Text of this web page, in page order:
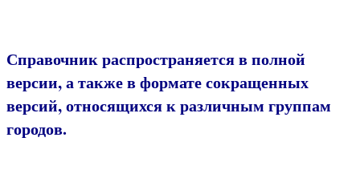
Справочник распространяется в полной
версии, а также в формате сокращенных
версий, относящихся к различным группам
городов.